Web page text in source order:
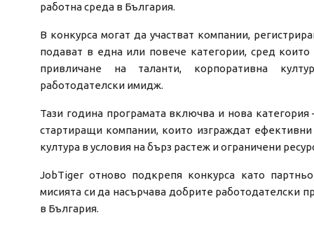
работна среда в България.
В конкурса могат да участват компании,
подават в една или повече категории, сред
привличане на таланти, корпоративна
работодателски имидж.
Тази година програмата включва и нова категория
стартиращи компании, които изграждат
култура в условия на бърз растеж и ограничени
JobTiger отново подкрепя конкурса като
мисията си да насърчава добрите работодателски
в България.